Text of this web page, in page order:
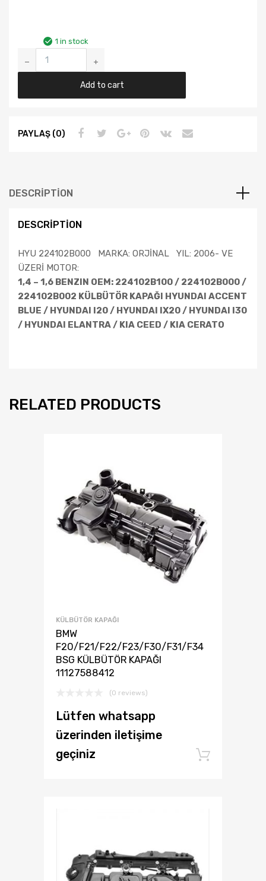
1 in stock
ACCENT
BLUE/
/
KÜLBÜTÖR
Add to cart
PAYLAŞ (0)
DESCRIPTION
DESCRIPTION
HYU 224102B000 MARKA: ORJİNAL YIL: 2006- VE
ÜZERİ MOTOR:
1,4 – 1,6 BENZIN OEM: 224102B100 / 224102B000 /
224102B002 KÜLBÜTÖR KAPAĞI HYUNDAI ACCENT
BLUE / HYUNDAI I20 / HYUNDAI IX20 / HYUNDAI I30
/ HYUNDAI ELANTRA / KIA CEED / KIA CERATO
RELATED PRODUCTS
KÜLBÜTÖR KAPAĞI
BMW
F20/F21/F22/F23/F30/F31/F34
BSG KÜLBÜTÖR KAPAĞI
11127588412
(0 reviews)
Lütfen whatsapp
üzerinden iletişime
geçiniz